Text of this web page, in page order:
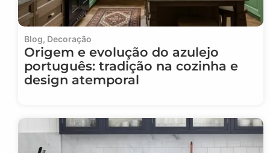
Blog, Decoração
Origem e evolução do azulejo
português: tradição na cozinha e
design atemporal